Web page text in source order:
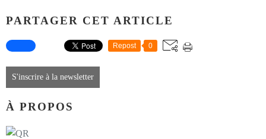
PARTAGER CET ARTICLE
Repost 0
S'inscrire à la newsletter
À PROPOS